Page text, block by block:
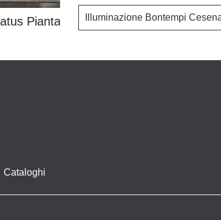
Piantana Illuminazione Bontempi
Cataloghi